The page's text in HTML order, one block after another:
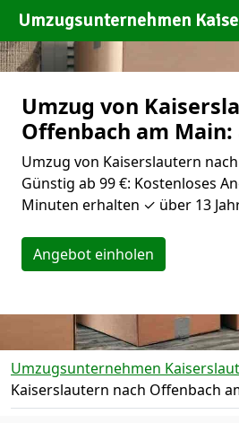
Umzugsunternehmen
Umzug von
Offenbach am Main:
Umzug von Kaiserslautern
Günstig ab 99 €: Kostenloses
Minuten erhalten ✓ über 13
Angebot einholen
Umzugsunternehmen
Kaiserslautern nach Offenbach